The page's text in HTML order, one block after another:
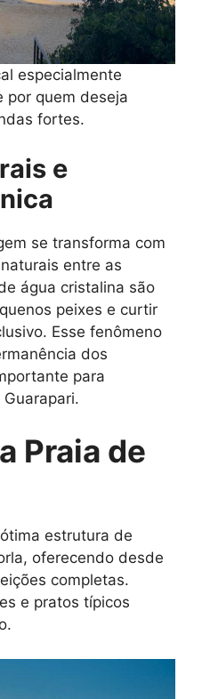
especialmente
por quem deseja
fortes.
e
se transforma com
entre as
água cristalina são
peixes e curtir
Esse fenômeno
dos
para
Praia de
estrutura de
oferecendo desde
completas.
e pratos típicos